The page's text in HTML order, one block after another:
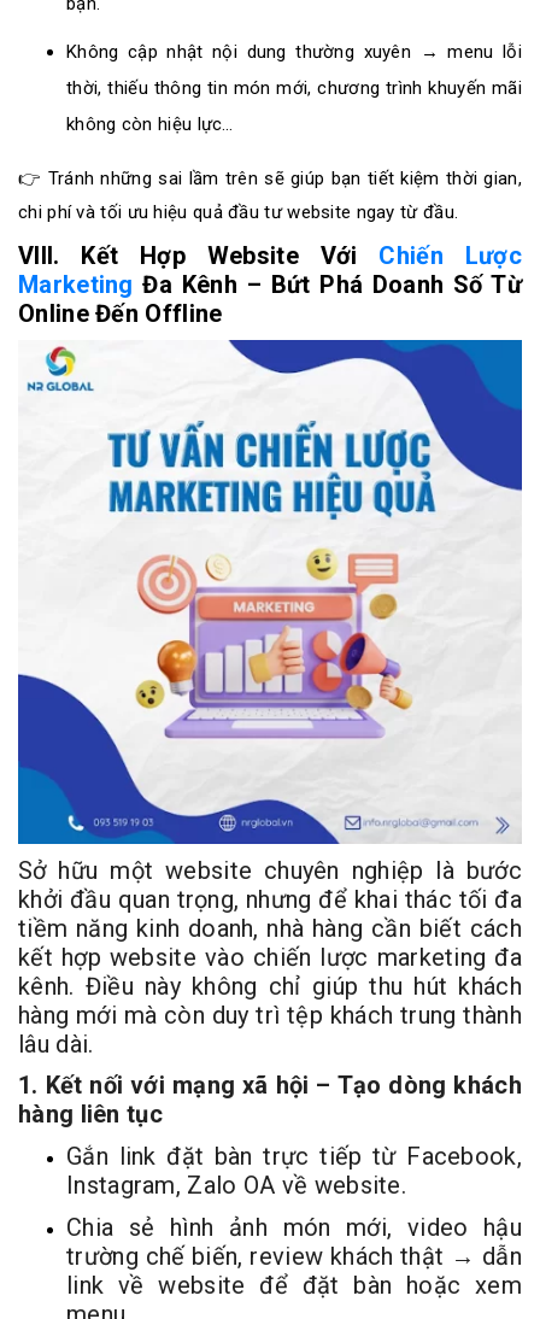
Không cập nhật nội dung thường xuyên → menu lỗi
thời, thiếu thông tin món mới, chương trình khuyến mãi
không còn hiệu lực…
👉 Tránh những sai lầm trên sẽ giúp bạn tiết kiệm thời gian,
chi phí và tối ưu hiệu quả đầu tư website ngay từ đầu.
VIII. Kết Hợp Website Với Chiến Lược
Marketing Đa Kênh – Bứt Phá Doanh Số Từ
Online Đến Offline
Sở hữu một website chuyên nghiệp là bước
khởi đầu quan trọng, nhưng để khai thác tối đa
tiềm năng kinh doanh, nhà hàng cần biết cách
kết hợp website vào chiến lược marketing đa
kênh. Điều này không chỉ giúp thu hút khách
hàng mới mà còn duy trì tệp khách trung thành
lâu dài.
1. Kết nối với mạng xã hội – Tạo dòng khách
hàng liên tục
Gắn link đặt bàn trực tiếp từ Facebook,
Instagram, Zalo OA về website.
Chia sẻ hình ảnh món mới, video hậu
trường chế biến, review khách thật → dẫn
link về website để đặt bàn hoặc xem